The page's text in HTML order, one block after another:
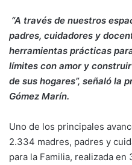
“A través de nuestros
padres, cuidadores y
herramientas prácticas
límites con amor y
de sus hogares”, señaló la
Gómez Marín.
Uno de los principales
2.334 madres, padres y
para la Familia, realizada en